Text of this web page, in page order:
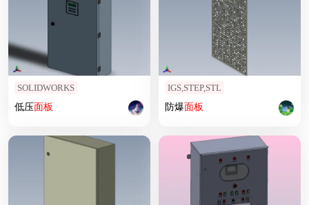
SOLIDWORKS
低压面板
IGS,STEP,STL
防爆面板